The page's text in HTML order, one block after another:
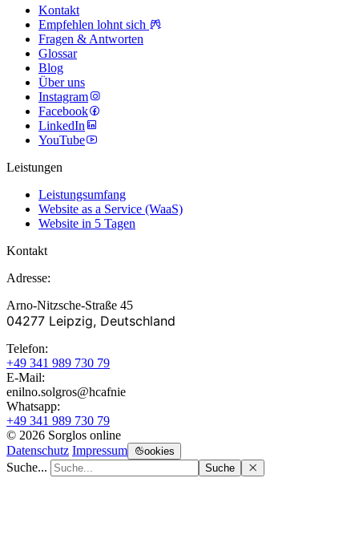
Kontakt
Empfehlen lohnt sich
Fragen & Antworten
Glossar
Blog
Über uns
Instagram
Facebook
LinkedIn
YouTube
Leistungen
Leistungsumfang
Website as a Service (WaaS)
Website in 5 Tagen
Kontakt
Adresse:
Arno-Nitzsche-Straße 45
04277 Leipzig, Deutschland
Telefon:
+49 341 989 730 79
E-Mail:
enilno.solgros@hcafnie
Whatsapp:
+49 341 989 730 79
© 2026 Sorglos online
Datenschutz Impressum ookies
Suche... Suche